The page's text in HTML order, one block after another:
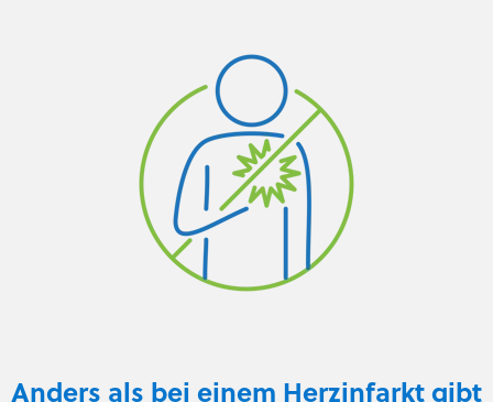
Anders als bei einem Herzinfarkt gibt